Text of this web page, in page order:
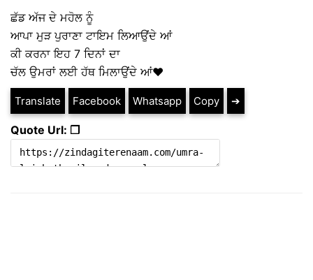
ਛੱਡ ਅੱਜ ਦੇ ਮਹੋਲ ਨੂੰ
ਆਪਾ ਮੁੜ ਪੁਰਾਣਾ ਟਾਇਮ ਲਿਆਉਂਦੇ ਆਂ
ਕੀ ਕਰਨਾ ਇਹ 7 ਦਿਨਾਂ ਦਾ
ਚੱਲ ਉਮਰਾਂ ਲਈ ਹੱਥ ਮਿਲਾਉਂਦੇ ਆਂ❤
Translate Facebook Whatsapp Copy ➔
Quote Url: ❐